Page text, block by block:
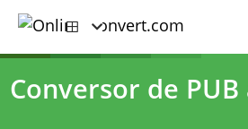
Conversor de PUB